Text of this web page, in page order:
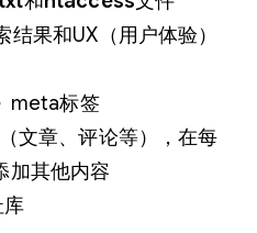
结果和UX（用户体验）
meta标签
文章、评论等），在每
加其他内容
库